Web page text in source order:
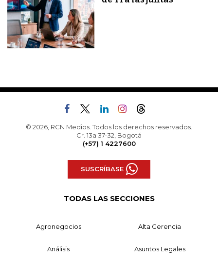
© 2026, RCN Medios. Todos los derechos reservados.
Cr. 13a 37-32, Bogotá
(+57) 1 4227600
SUSCRÍBASE
TODAS LAS SECCIONES
Agronegocios Alta Gerencia
Análisis Asuntos Legales